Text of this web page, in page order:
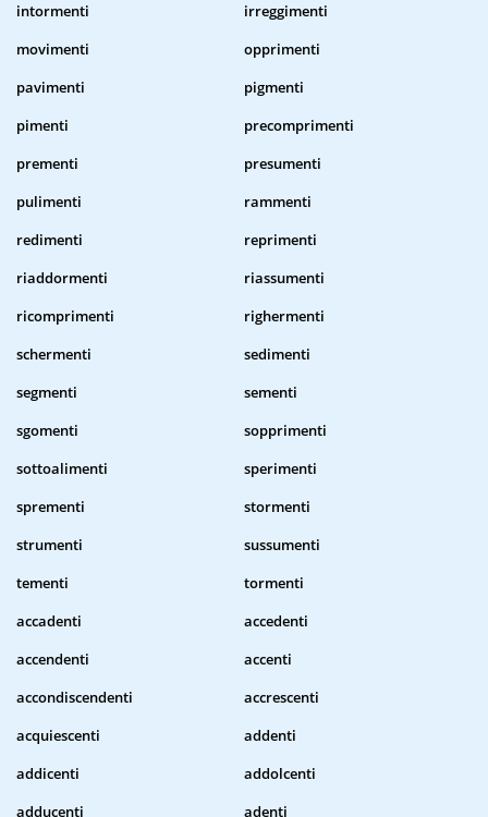
intormenti
irreggimenti
movimenti
opprimenti
pavimenti
pigmenti
pimenti
precomprimenti
prementi
presumenti
pulimenti
rammenti
redimenti
reprimenti
riaddormenti
riassumenti
ricomprimenti
righermenti
schermenti
sedimenti
segmenti
sementi
sgomenti
sopprimenti
sottoalimenti
sperimenti
sprementi
stormenti
strumenti
sussumenti
tementi
tormenti
accadenti
accedenti
accendenti
accenti
accondiscendenti
accrescenti
acquiescenti
addenti
addicenti
addolcenti
adducenti
adenti